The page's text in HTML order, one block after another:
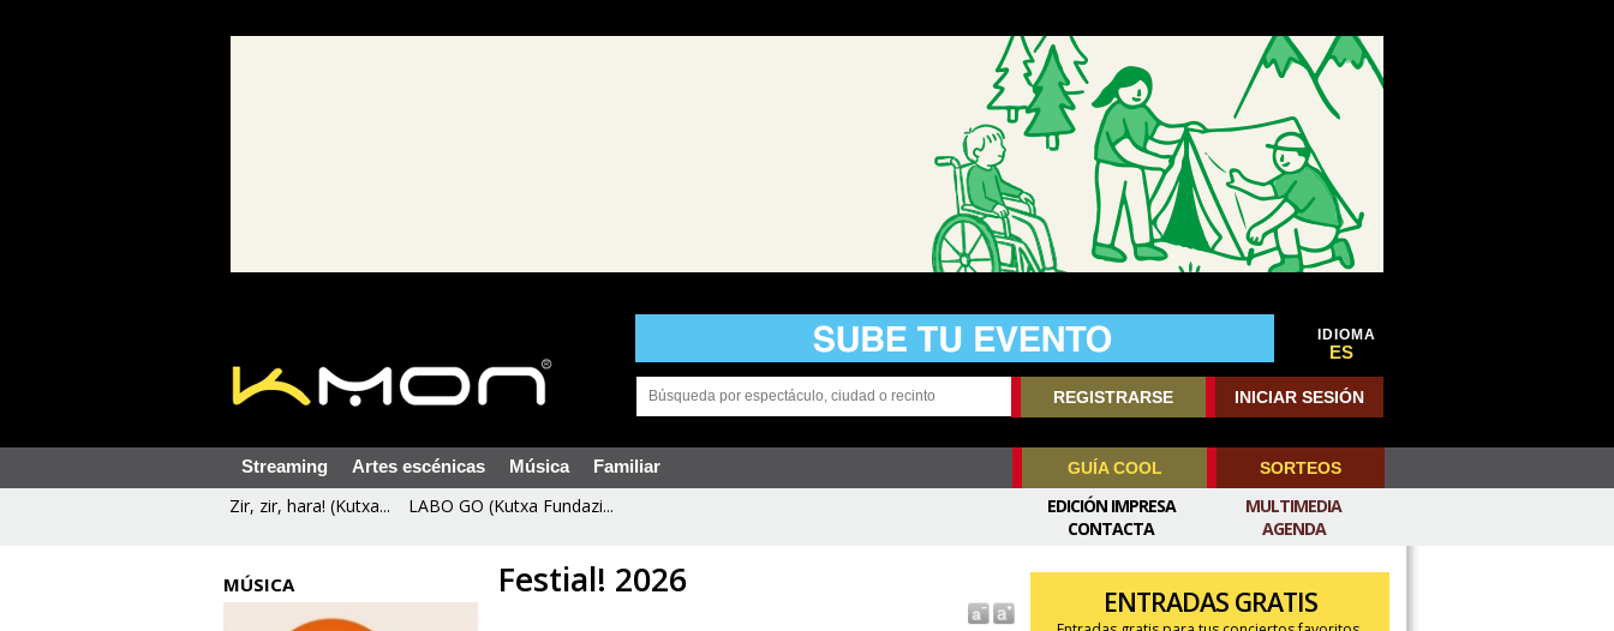
IDIOMA
ES
REGISTRARSE INICIAR SESIÓN
Streaming Artes escénicas Música Familiar GUÍA COOL SORTEOS
Zir, zir, hara! (Kutxa... LABO GO (Kutxa Fundazi...
MULTIMEDIA
AGENDA
EDICIÓN IMPRESA
CONTACTA
MÚSICA Festial! 2026
ENTRADAS GRATIS